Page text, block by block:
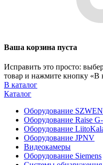
Ваша корзина пуста
Исправить это просто:
товар и нажмите кнопку «В
В каталог
Каталог
Оборудование
Оборудование Raise
Оборудование
Оборудование JPNV
Видеокамеры
Оборудование Siemens